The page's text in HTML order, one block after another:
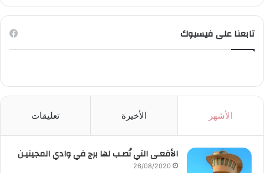
تابعنا على فيسبوك
الأشهر الأخيرة تعليقات
الأفعـى التي نُصـب لها برج في وادي المجينيـن
26/08/2020